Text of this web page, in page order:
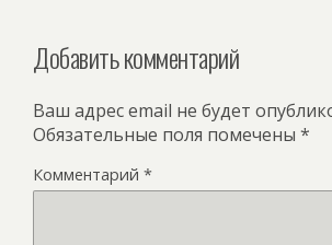
Добавить комментарий
Ваш адрес email не будет
Обязательные поля помечены *
Комментарий *